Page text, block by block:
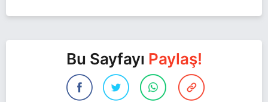
Bu Sayfayı Paylaş!